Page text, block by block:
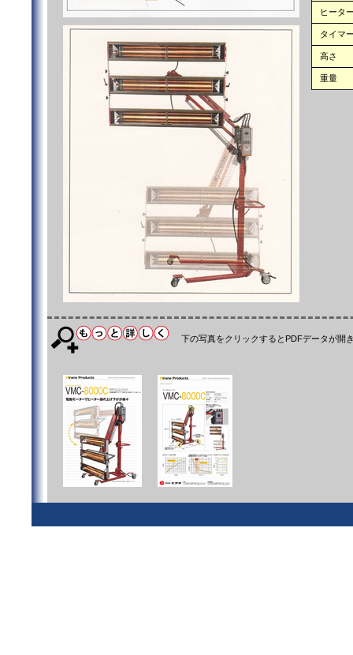
ヒータ
タイマ
高さ
重量
下の写真をクリックするとPDFデータが開